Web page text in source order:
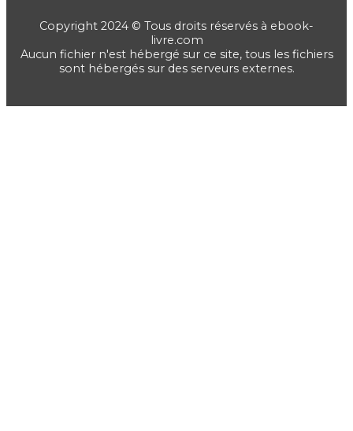
Copyright 2024 © Tous droits réservés à ebook-
livre.com
Aucun fichier n'est hébergé sur ce site, tous les fichiers
sont hébergés sur des serveurs externes.